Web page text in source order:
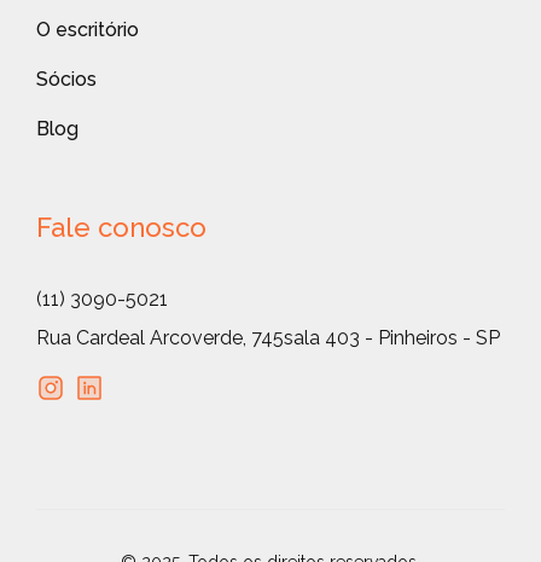
O escritório
Sócios
Blog
Fale conosco
(11) 3090-5021
Rua Cardeal Arcoverde, 745sala 403 - Pinheiros - SP